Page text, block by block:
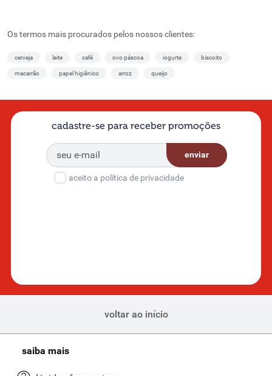
Os termos mais procurados pelos nossos clientes:
cerveja leite café ovo páscoa iogurte biscoito
macarrão papel higiênico arroz queijo
cadastre-se para receber promoções
enviar
aceito a política de privacidade
voltar ao início
saiba mais